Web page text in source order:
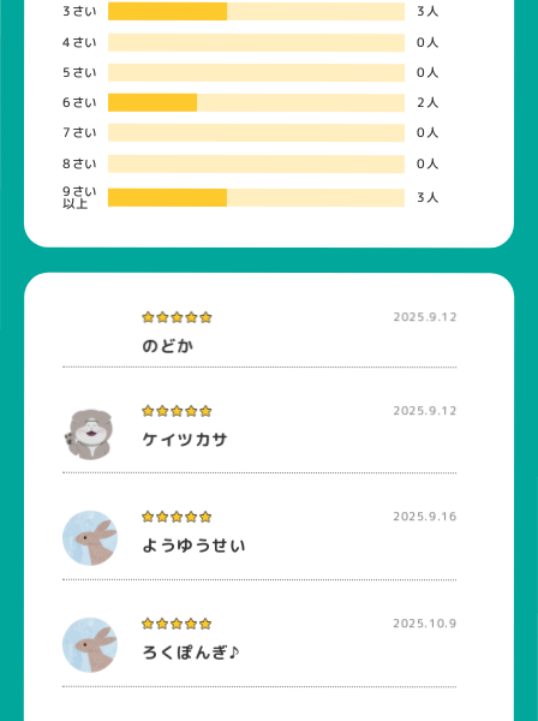
3さい 3人
4さい 0人
5さい 0人
6さい 2人
7さい 0人
8さい 0人
9さい
以上 3人
2025.9.12
のどか
2025.9.12
ケイツカサ
2025.9.16
ようゆうせい
2025.10.9
ろくぽんぎ♪